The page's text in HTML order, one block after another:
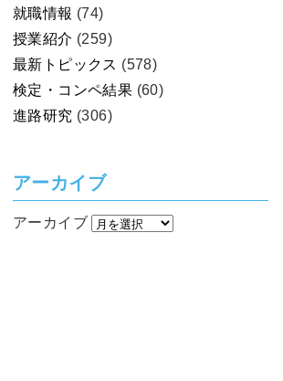
就職情報 (74)
授業紹介 (259)
最新トピックス (578)
検定・コンペ結果 (60)
進路研究 (306)
アーカイブ
アーカイブ